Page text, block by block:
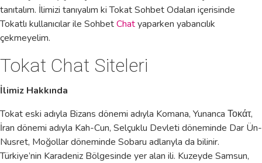
tanıtalım. İlimizi tanıyalım ki Tokat Sohbet Odaları içerisinde
Tokatlı kullanıcılar ile SohbetChatyaparken yabancılık
çekmeyelim.
Tokat Chat Siteleri
İlimiz Hakkında
Tokat eski adıyla Bizans dönemi adıyla Komana, Yunanca Τοκάτ,
İran dönemi adıyla Kah-Cun, Selçuklu Devleti döneminde Dar Ün-
Nusret, Moğollar döneminde Sobaru adlarıyla da bilinir.
Türkiye’nin Karadeniz Bölgesinde yer alan ili. Kuzeyde Samsun,